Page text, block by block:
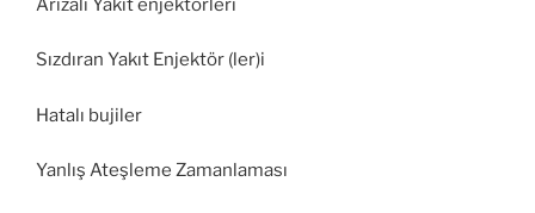
Arızalı Yakıt enjektörleri
Sızdıran Yakıt Enjektör (ler)i
Hatalı bujiler
Yanlış Ateşleme Zamanlaması